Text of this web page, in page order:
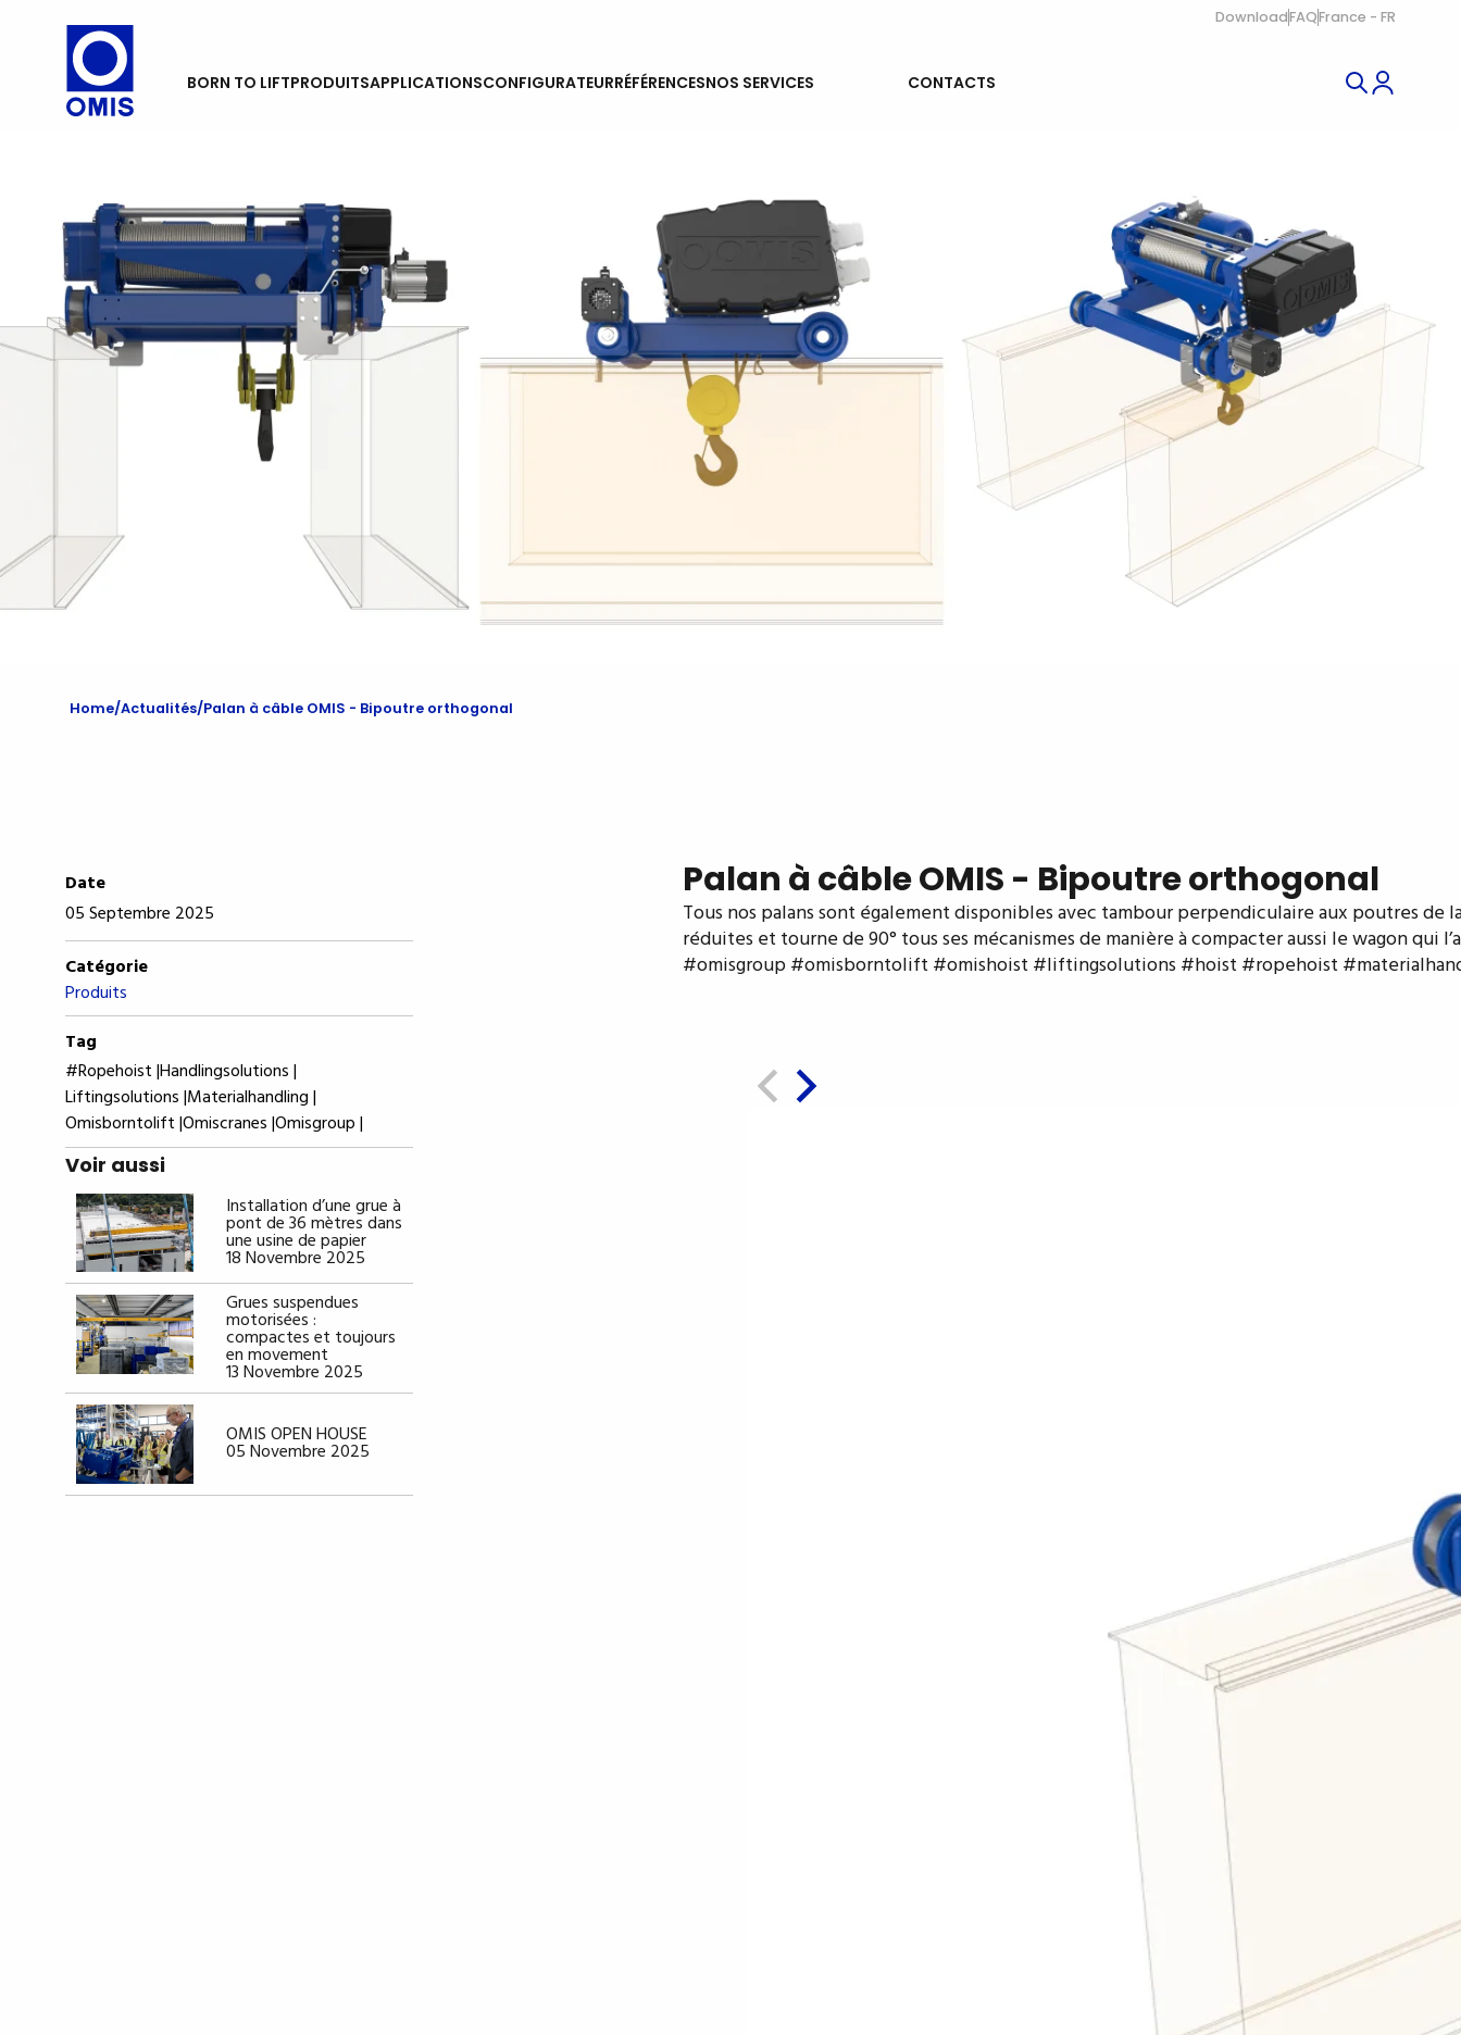
DownloadFAQ France - FR
BORN TO LIFTPRODUITSAPPLICATIONSCONFIGURATEURRÉFÉRENCESNOS SERVICES
CONTACTS
Home Actualités Palan à câble OMIS - Bipoutre orthogonal
Date
05 Septembre 2025
Catégorie
Produits
Tag
#ropehoist |Handlingsolutions |
Liftingsolutions |Materialhandling |
Omisborntolift |Omiscranes |Omisgroup |
Voir aussi
Installation d’une grue à
pont de 36 mètres dans
une usine de papier
18 Novembre 2025
Grues suspendues
motorisées :
compactes et toujours
en movement
13 Novembre 2025
OMIS OPEN HOUSE
05 Novembre 2025
Palan à câble OMIS - Bipoutre orthogonal
Tous nos palans sont également disponibles avec tambour perpendiculaire aux poutres
réduites et tourne de 90° tous ses mécanismes de manière à compacter aussi le wagon
#omisgroup #omisborntolift #omishoist #liftingsolutions #hoist #ropehoist